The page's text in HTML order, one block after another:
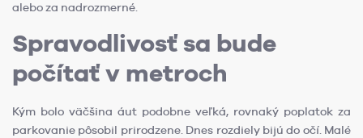
alebo za nadrozmerné.
Spravodlivosť sa bude
počítať v metroch
Kým bolo väčšina áut podobne veľká, rovnaký poplatok za
parkovanie pôsobil prirodzene. Dnes rozdiely bijú do očí. Malé